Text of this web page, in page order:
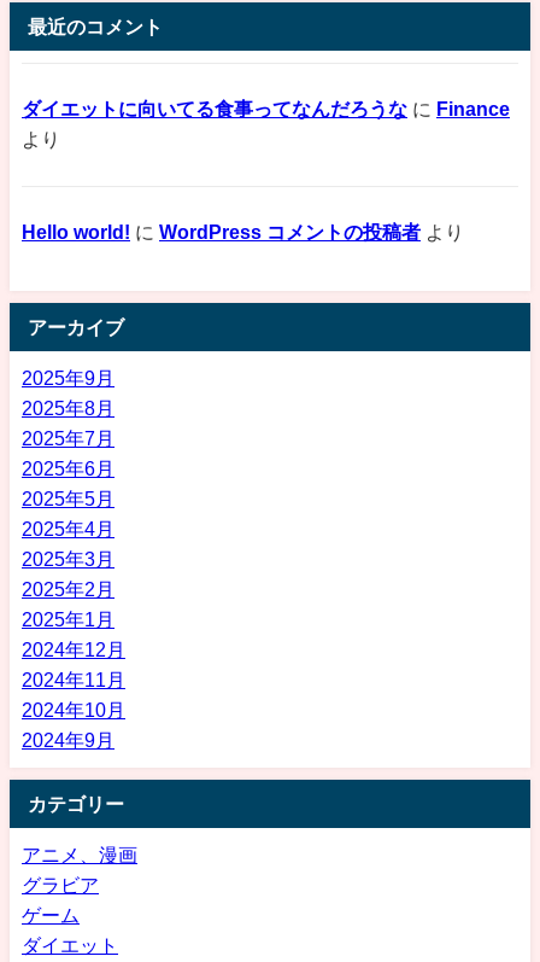
最近のコメント
ダイエットに向いてる食事ってなんだろうな に Finance
より
Hello world! に WordPress コメントの投稿者 より
アーカイブ
2025年9月
2025年8月
2025年7月
2025年6月
2025年5月
2025年4月
2025年3月
2025年2月
2025年1月
2024年12月
2024年11月
2024年10月
2024年9月
カテゴリー
アニメ、漫画
グラビア
ゲーム
ダイエット